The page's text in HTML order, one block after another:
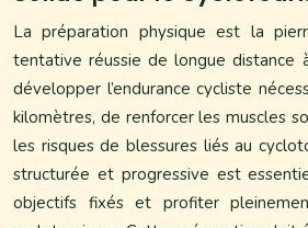
La préparation physique est la
tentative réussie de longue distance
développer l’endurance cycliste
kilomètres, de renforcer les muscles
les risques de blessures liés au
structurée et progressive est
objectifs fixés et profiter